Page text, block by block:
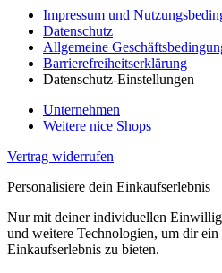
Impressum und
Datenschutz
Allgemeine
Barrierefreiheitserklärung
Datenschutz-Einstellungen
Unternehmen
Weitere nice Shops
Vertrag widerrufen
Personalisiere dein Einkaufserlebnis
Nur mit deiner individuellen
und weitere Technologien, um dir ein
Einkaufserlebnis zu bieten.